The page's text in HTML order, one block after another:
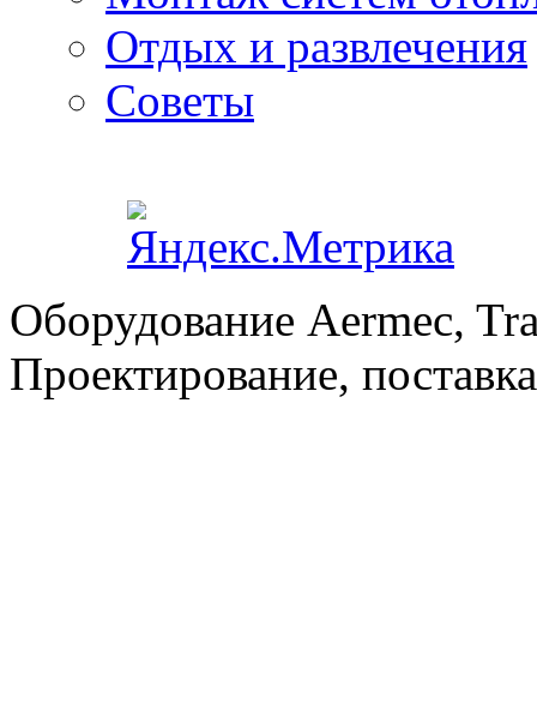
Отдых и развлечения
Советы
Оборудование Aermec,
Проектирование,